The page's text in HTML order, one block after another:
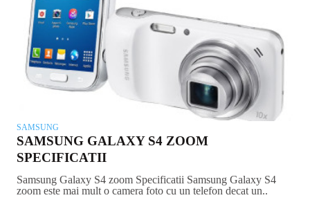
SAMSUNG
SAMSUNG GALAXY S4 ZOOM
SPECIFICATII
Samsung Galaxy S4 zoom Specificatii Samsung Galaxy S4
zoom este mai mult o camera foto cu un telefon decat un..